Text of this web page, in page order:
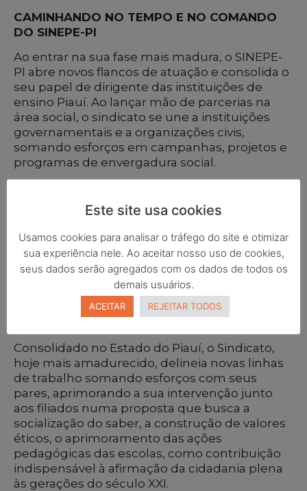
CAMINHANDO NO TEMPO E NO COMANDO
DO SINEPE-PI
Ao entrar na sua fase mais madura, o SINEPE-
PI abre novos flancos de atuação e consolida o
seu papel de dirigente das instituições de
ensino Piauí. Ao lançar mão de parcerias na
área social, o sindicato se une a instituições
governamentais e a organizações civis,
somando esforços em campanhas, projetos e
programas de envergadura social.
história, em que vários diretores das
instituições sindicalizadas desenvolveram
importantes ações, como membros
integrantes da Diretoria do SINEPE-PI,
estimulando, divulgando e disseminando
boas práticas relacionadas à gestão
educacional, com visão voltada para a
melhoria da qualidade dos processos
Consolidado no Estado do Piauí, o Sindicato,
hoje mais amadurecido, delineia novas linhas
de trabalho somando esforços com seus
pares, aprimorando a sua intervenção junto
aos filiados numa proposta que busca a
socialização do saber, a construção de valores
éticos, o aprimoramento das ações
pedagógicas das escolas, como contribuição
indispensável à afirmação da cidadania plena
às gerações do século XXI.
Este site usa cookies
Usamos cookies para analisar o tráfego do site e otimizar
sua experiência nele. Ao aceitar nosso uso de cookies,
seus dados serão agregados com os dados de todos os
demais usuários.
ACEITAR REJEITAR TODOS